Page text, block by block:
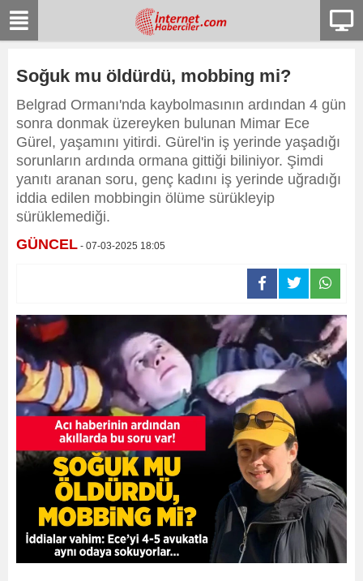
Soğuk mu öldürdü, mobbing mi?
Belgrad Ormanı'nda kaybolmasının ardından 4 gün
sonra donmak üzereyken bulunan Mimar Ece
Gürel, yaşamını yitirdi. Gürel'in iş yerinde yaşadığı
sorunların ardında ormana gittiği biliniyor. Şimdi
yanıtı aranan soru, genç kadını iş yerinde uğradığı
iddia edilen mobbingin ölüme sürükleyip
sürüklemediği.
GÜNCEL - 07-03-2025 18:05